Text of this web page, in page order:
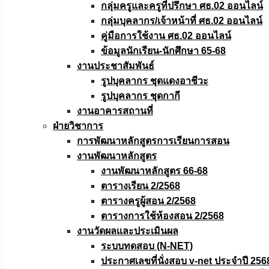
กลุ่มครูและครูที่ปรึกษา ศธ.02 ออนไลน์
กลุ่มบุคลากร/เจ้าหน้าที่ ศธ.02 ออนไลน์
คู่มือการใช้งาน ศธ.02 ออนไลน์
ข้อมูลนักเรียน-นักศึกษา 65-68
งานประชาสัมพันธ์
รูปบุคลากร ชุดแดงอาชีวะ
รูปบุคลากร ชุดกากี
งานอาคารสถานที่
ฝ่ายวิชาการ
การพัฒนาหลักสูตรการเรียนการสอน
งานพัฒนาหลักสูตร
งานพัฒนาหลักสูตร 66-68
ตารางเรียน 2/2568
ตารางครูผู้สอน 2/2568
ตารางการใช้ห้องสอน 2/2568
งานวัดผลเเละประเมินผล
ระบบทดสอบ (N-NET)
ประกาศเลขที่นั่งสอบ v-net ประจำปี